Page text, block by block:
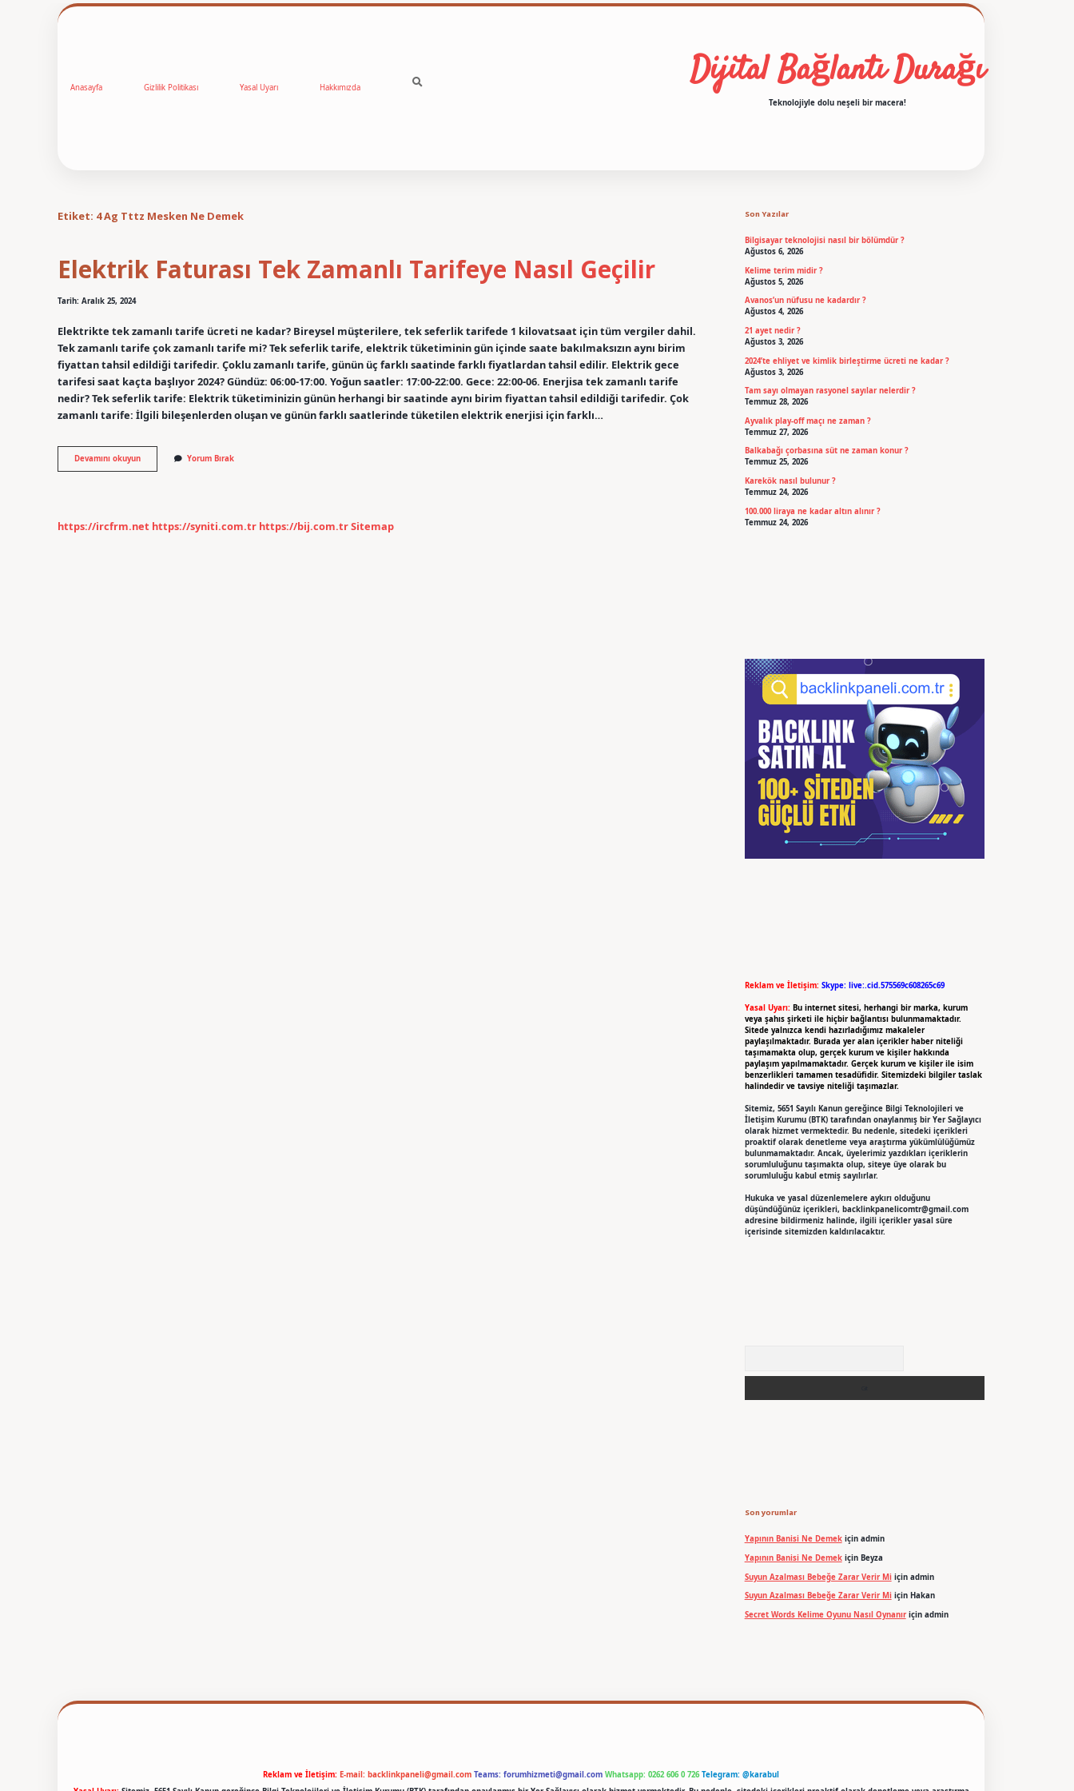
Anasayfa Gizlilik Politikası Yasal Uyarı Hakkımızda Dijital Bağlantı Durağı
Teknolojiyle dolu neşeli bir macera!
Etiket: 4 Ag Tttz Mesken Ne Demek
Elektrik Faturası Tek Zamanlı Tarifeye Nasıl Geçilir
Tarih: Aralık 25, 2024
Elektrikte tek zamanlı tarife ücreti ne kadar? Bireysel müşterilere, tek seferlik tarifede 1 kilovatsaat için tüm vergiler dahil.
Tek zamanlı tarife çok zamanlı tarife mi? Tek seferlik tarife, elektrik tüketiminin gün içinde saate bakılmaksızın aynı birim
fiyattan tahsil edildiği tarifedir. Çoklu zamanlı tarife, günün üç farklı saatinde farklı fiyatlardan tahsil edilir. Elektrik gece
tarifesi saat kaçta başlıyor 2024? Gündüz: 06:00-17:00. Yoğun saatler: 17:00-22:00. Gece: 22:00-06. Enerjisa tek zamanlı tarife
nedir? Tek seferlik tarife: Elektrik tüketiminizin günün herhangi bir saatinde aynı birim fiyattan tahsil edildiği tarifedir. Çok
zamanlı tarife: İlgili bileşenlerden oluşan ve günün farklı saatlerinde tüketilen elektrik enerjisi için farklı…
Devamını okuyunElektrik
Faturası
Geçilir
Yorum Bırak
https://ircfrm.net https://syniti.com.tr https://bij.com.trSitemap
Son Yazılar
Bilgisayar teknolojisi nasıl bir bölümdür ?
Ağustos 6, 2026
Kelime terim midir ?
Ağustos 5, 2026
Avanos’un nüfusu ne kadardır ?
Ağustos 4, 2026
21 ayet nedir ?
Ağustos 3, 2026
2024’te ehliyet ve kimlik birleştirme ücreti ne kadar ?
Ağustos 3, 2026
Tam sayı olmayan rasyonel sayılar nelerdir ?
Temmuz 28, 2026
Ayvalık play-off maçı ne zaman ?
Temmuz 27, 2026
Balkabağı çorbasına süt ne zaman konur ?
Temmuz 25, 2026
Karekök nasıl bulunur ?
Temmuz 24, 2026
100.000 liraya ne kadar altın alınır ?
Temmuz 24, 2026
Reklam ve İletişim: Skype: live:.cid.575569c608265c69
Yasal Uyarı: Bu internet sitesi, herhangi bir marka, kurum
veya şahıs şirketi ile hiçbir bağlantısı bulunmamaktadır.
Sitede yalnızca kendi hazırladığımız makaleler
paylaşılmaktadır. Burada yer alan içerikler haber niteliği
taşımamakta olup, gerçek kurum ve kişiler hakkında
paylaşım yapılmamaktadır. Gerçek kurum ve kişiler ile isim
benzerlikleri tamamen tesadüfidir. Sitemizdeki bilgiler taslak
halindedir ve tavsiye niteliği taşımazlar.
Sitemiz, 5651 Sayılı Kanun gereğince Bilgi Teknolojileri ve
İletişim Kurumu (BTK) tarafından onaylanmış bir Yer Sağlayıcı
olarak hizmet vermektedir. Bu nedenle, sitedeki içerikleri
proaktif olarak denetleme veya araştırma yükümlülüğümüz
bulunmamaktadır. Ancak, üyelerimiz yazdıkları içeriklerin
sorumluluğunu taşımakta olup, siteye üye olarak bu
sorumluluğu kabul etmiş sayılırlar.
Hukuka ve yasal düzenlemelere aykırı olduğunu
düşündüğünüz içerikleri, backlinkpanelicomtr@gmail.com
adresine bildirmeniz halinde, ilgili içerikler yasal süre
içerisinde sitemizden kaldırılacaktır.
Son yorumlar
Yapının Banisi Ne Demekiçin admin
Yapının Banisi Ne Demekiçin Beyza
Suyun Azalması Bebeğe Zarar Verir Miiçin admin
Suyun Azalması Bebeğe Zarar Verir Miiçin Hakan
Secret Words Kelime Oyunu Nasıl Oynanıriçin admin
Reklam ve İletişim: E-mail: backlinkpaneli@gmail.com Teams: forumhizmeti@gmail.com Whatsapp: 0262 606 0 726 Telegram: @karabul